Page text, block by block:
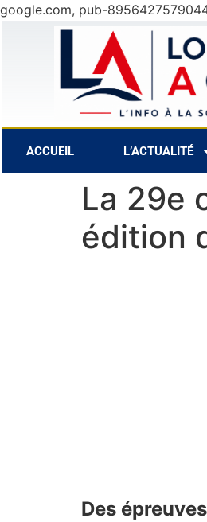
google.com, pub-
8 Août
ACCUEIL L’ACTUALITÉ
La 29e
édition
Des